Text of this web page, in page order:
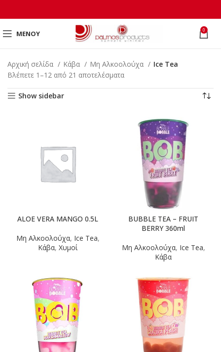
ΜΕΝΟΎ 0
Αρχική σελίδα Κάβα Μη Αλκοολούχα
Ice Tea
Βλέπετε 1–12 από 21 αποτελέσματα
Show sidebar
ALOE VERA MANGO 0.5L
Μη Αλκοολούχα, Ice Tea,
Κάβα, Χυμοί
BUBBLE TEA – FRUIT
BERRY 360ml
Μη Αλκοολούχα, Ice Tea,
Κάβα